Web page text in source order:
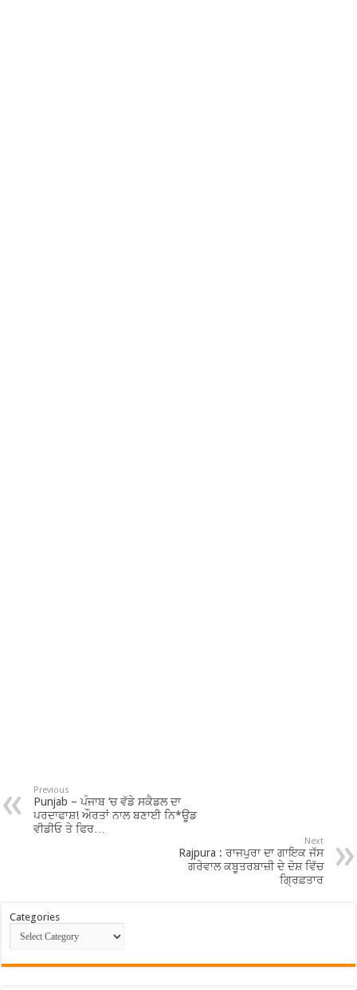
Previous
Punjab – ਪੰਜਾਬ ‘ਚ ਵੱਡੇ ਸਕੈਡਲ ਦਾ
ਪਰਦਾਫਾਸ਼! ਔਰਤਾਂ ਨਾਲ ਬਣਾਈ ਨਿ*ਊਡ
ਵੀਡੀਓ ਤੇ ਫਿਰ…
Next
Rajpura : ਰਾਜਪੁਰਾ ਦਾ ਗਾਇਕ ਜੱਸ
ਗਰੇਵਾਲ ਕਬੂਤਰਬਾਜ਼ੀ ਦੇ ਦੋਸ਼ ਵਿੱਚ
ਗ੍ਰਿਫ਼ਤਾਰ
Categories